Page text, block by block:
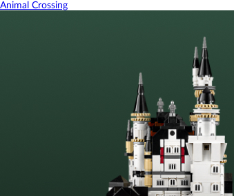
Animal Crossing